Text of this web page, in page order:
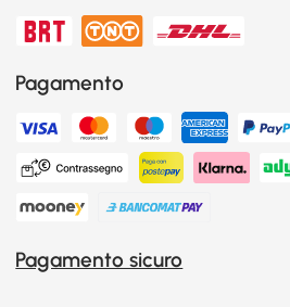
Pagamento
Pagamento sicuro